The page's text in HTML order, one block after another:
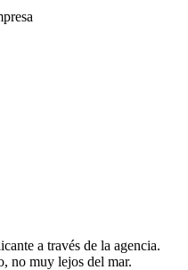
a través de la agencia.
no muy lejos del mar.